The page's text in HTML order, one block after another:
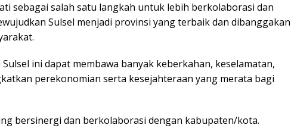
sebagai salah satu langkah untuk lebih berkolaborasi dan
Sulsel menjadi provinsi yang terbaik dan dibanggakan
ini dapat membawa banyak keberkahan, keselamatan,
perekonomian serta kesejahteraan yang merata bagi
bersinergi dan berkolaborasi dengan kabupaten/kota.